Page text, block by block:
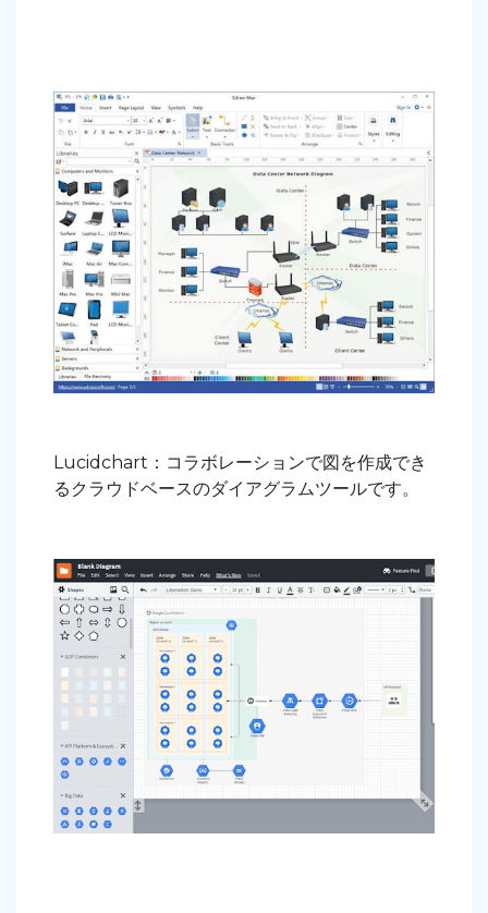
Lucidchart：コラボレーションで図を作成でき
るクラウドベースのダイアグラムツールです。